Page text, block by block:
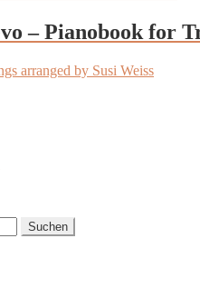
– Pianobook for
arranged by Susi Weiss
Suchen